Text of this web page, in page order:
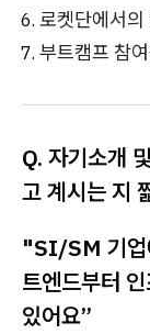
로켓단에서의
부트캠프 참
Q. 자기소개
고 계시는 지
"SI/SM 기업
트엔드부터
있어요”